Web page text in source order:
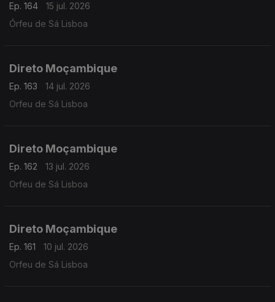
Ep. 164
15 jul. 2026
Órfeu de Sá Lisboa
Direto Moçambique
Ep. 163
14 jul. 2026
Orfeu de Sá Lisboa
Direto Moçambique
Ep. 162
13 jul. 2026
Orfeu de Sá Lisboa
Direto Moçambique
Ep. 161
10 jul. 2026
Orfeu de Sá Lisboa